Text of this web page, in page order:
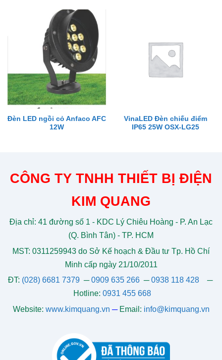
Đèn LED ngồi cỏ Anfaco AFC
12W
VinaLED Đèn chiếu điểm
IP65 25W OSX-LG25
CÔNG TY TNHH THIẾT BỊ ĐIỆN
KIM QUANG
Địa chỉ: 41 đường số 1 - KDC Lý Chiêu Hoàng - P. An Lạc
(Q. Bình Tân) - TP. HCM
MST: 0311259943 do Sở Kế hoạch & Đầu tư Tp. Hồ Chí
Minh cấp ngày 21/10/2011
ĐT: (028) 6681 7379 ─0909 635 266─0938 118 428─
Hotline: 0931 455 668
Website: www.kimquang.vn ─ Email: info@kimquang.vn